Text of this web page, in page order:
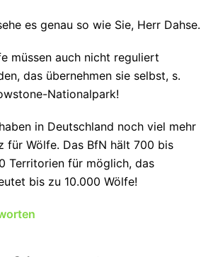
es genau so wie Sie, Herr Dahse.
müssen auch nicht reguliert
das übernehmen sie selbst, s.
Nationalpark!
in Deutschland noch viel mehr
für Wölfe. Das BfN hält 700 bis
Territorien für möglich, das
bis zu 10.000 Wölfe!